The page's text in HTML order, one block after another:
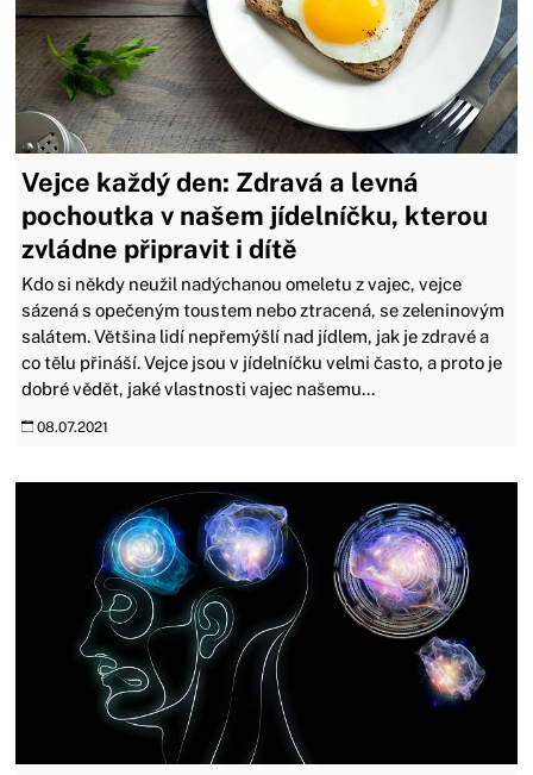
Vejce každý den: Zdravá a levná
pochoutka v našem jídelníčku, kterou
zvládne připravit i dítě
Kdo si někdy neužil nadýchanou omeletu z vajec, vejce
sázená s opečeným toustem nebo ztracená, se zeleninovým
salátem. Většina lidí nepřemýšlí nad jídlem, jak je zdravé a
co tělu přináší. Vejce jsou v jídelníčku velmi často, a proto je
dobré vědět, jaké vlastnosti vajec našemu...
08.07.2021